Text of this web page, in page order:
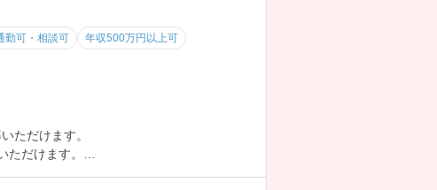
勤可・相談可
年収500万円以上可
ただけます。
だけます。